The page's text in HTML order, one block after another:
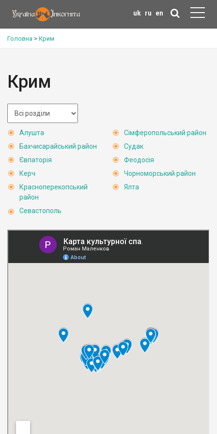
uk ru en
Головна > Крим
Крим
Алушта
Бахчисарайський район
Євпаторія
Керч
Красноперекопський
район
Севастополь
Сімферопольський район
Судак
Феодосія
Чорноморський район
Ялта